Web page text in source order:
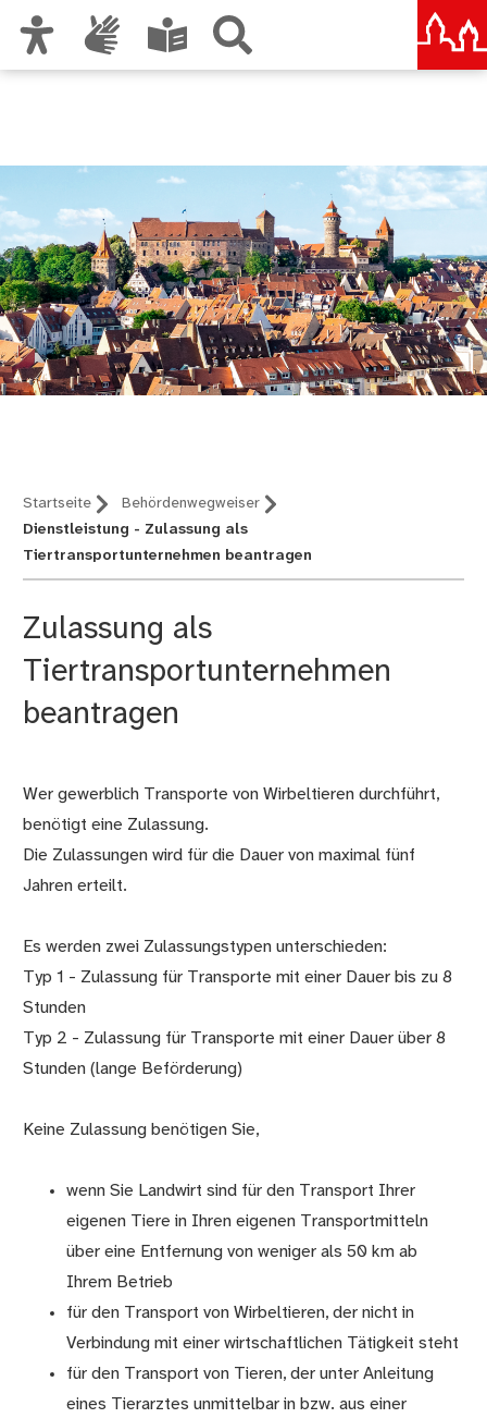
Startseite
Behördenwegweiser
Dienstleistung - Zulassung als
Tiertransportunternehmen beantragen
Zulassung als
Tiertransportunternehmen
beantragen
Beschreibung
Wer gewerblich Transporte von Wirbeltieren durchführt,
benötigt eine Zulassung.
Die Zulassungen wird für die Dauer von maximal fünf
Jahren erteilt.
Es werden zwei Zulassungstypen unterschieden:
Typ 1 - Zulassung für Transporte mit einer Dauer bis zu 8
Stunden
Typ 2 - Zulassung für Transporte mit einer Dauer über 8
Stunden (lange Beförderung)
Keine Zulassung benötigen Sie,
wenn Sie Landwirt sind für den Transport Ihrer
eigenen Tiere in Ihren eigenen Transportmitteln
über eine Entfernung von weniger als 50 km ab
Ihrem Betrieb
für den Transport von Wirbeltieren, der nicht in
Verbindung mit einer wirtschaftlichen Tätigkeit steht
für den Transport von Tieren, der unter Anleitung
eines Tierarztes unmittelbar in bzw. aus einer